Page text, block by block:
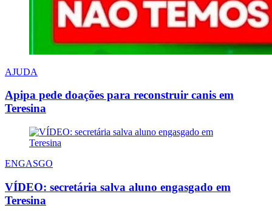
AJUDA
Apipa pede doações para reconstruir canis em
Teresina
ENGASGO
VÍDEO: secretária salva aluno engasgado em
Teresina